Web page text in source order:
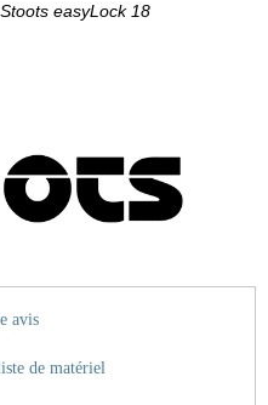
easyLock 18
avis
de matériel